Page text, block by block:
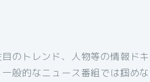
のトレンド、人物等の情報ド
般的なニュース番組では掴め